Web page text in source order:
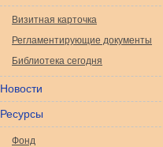
Визитная карточка
Регламентирующие документы
Библиотека сегодня
Новости
Ресурсы
Фонд